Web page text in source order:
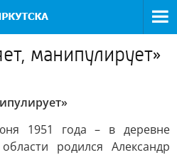
манипулирует»
1951 года – в деревне
родился Александр